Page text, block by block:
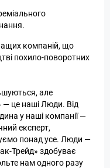
компаній, що
похило-поворотних
але
— це наші Люди. Від
у наші компанії —
експерт,
понад усе. Люди —
Трейд» здобуває
нам одного разу